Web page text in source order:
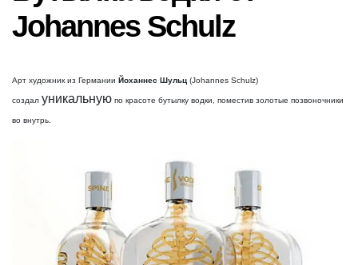
Johannes Schulz
Арт художник из Германии Йоханнес Шульц (Johannes Schulz)
создал уникальную по красоте бутылку водки, поместив золотые позвоночники
во внутрь.